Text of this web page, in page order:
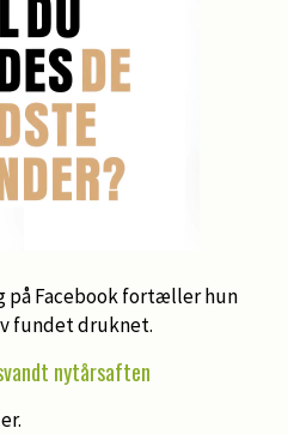
Facebook fortæller hun
fundet druknet.
nytårsaften